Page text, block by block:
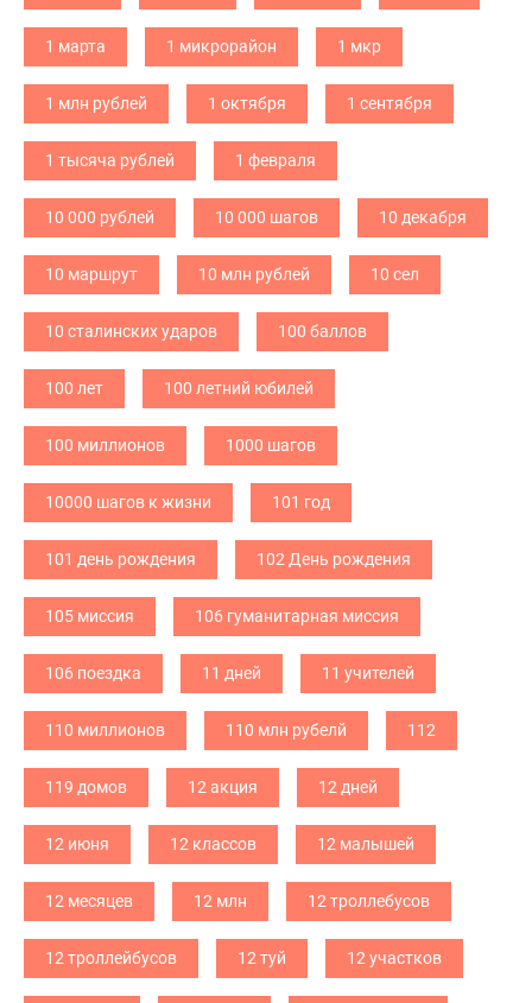
1 марта 1 микрорайон 1 мкр
1 млн рублей 1 октября 1 сентября
1 тысяча рублей 1 февраля
10 000 рублей 10 000 шагов 10 декабря
10 маршрут 10 млн рублей 10 сел
10 сталинских ударов 100 баллов
100 лет 100 летний юбилей
100 миллионов 1000 шагов
10000 шагов к жизни 101 год
101 день рождения 102 День рождения
105 миссия 106 гуманитарная миссия
106 поездка 11 дней 11 учителей
110 миллионов 110 млн рубелй 112
119 домов 12 акция 12 дней
12 июня 12 классов 12 малышей
12 месяцев 12 млн 12 троллебусов
12 троллейбусов 12 туй 12 участков